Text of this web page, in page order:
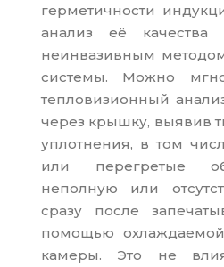
герметичности
анализ её качества
неинвазивным
системы. Можно
тепловизионный
через крышку, выявив
уплотнения, в том
или перегретые
неполную или
сразу после
помощью
камеры. Это не